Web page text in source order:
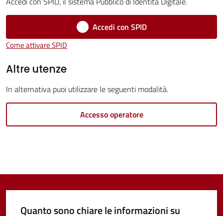
Guelfo
Servizi
Accedi con SPID
Come attivare SPID
Altre utenze
In alternativa puoi utilizzare le seguenti modalità.
Accesso operatore
Quanto sono chiare le informazioni su